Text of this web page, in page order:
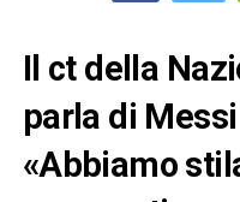
Il ct della
parla di
«Abbiamo